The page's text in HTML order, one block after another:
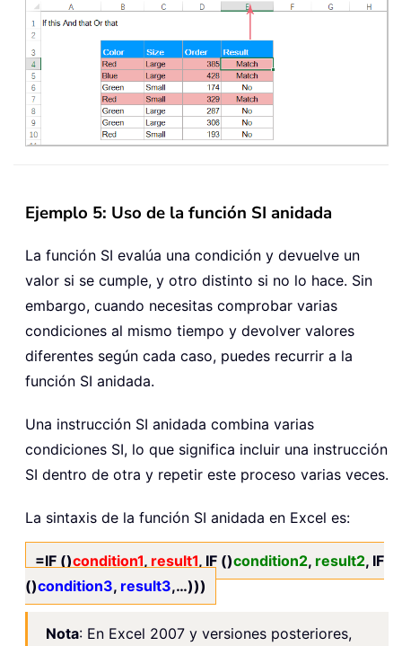
Ejemplo 5: Uso de la función SI anidada
La función SI evalúa una condición y devuelve un
valor si se cumple, y otro distinto si no lo hace. Sin
embargo, cuando necesitas comprobar varias
condiciones al mismo tiempo y devolver valores
diferentes según cada caso, puedes recurrir a la
función SI anidada.
Una instrucción SI anidada combina varias
condiciones SI, lo que significa incluir una instrucción
SI dentro de otra y repetir este proceso varias veces.
La sintaxis de la función SI anidada en Excel es:
=IF ()condition1, result1, IF ()condition2, result2, IF
()condition3, result3,…)))
Nota: En Excel 2007 y versiones posteriores,